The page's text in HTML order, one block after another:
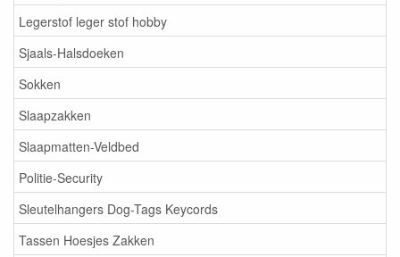
Legerstof leger stof hobby
Sjaals-Halsdoeken
Sokken
Slaapzakken
Slaapmatten-Veldbed
Politie-Security
Sleutelhangers Dog-Tags Keycords
Tassen Hoesjes Zakken